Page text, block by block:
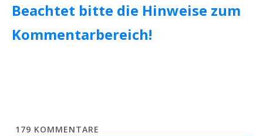
Beachtet bitte die Hinweise zum
Kommentarbereich!
179 KOMMENTARE